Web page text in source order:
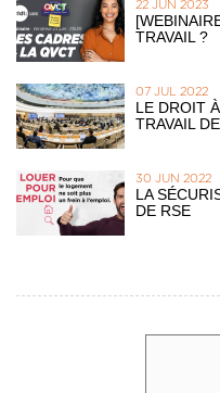
22 JUN 2023
TRAVAIL ?
07 JUL 2022
LE DROIT
TRAVAIL
30 JUN 2022
LA
DE RSE